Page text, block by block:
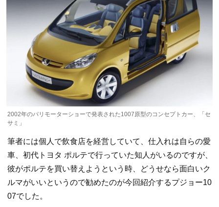
2002年のパリモーターショーで発表された1007原型のコンセプトカー、「セ
サミ」
筆者には個人で飲食店を経営していて、仕入れは自らの愛
車、初代トヨタ ポルテで行っていた知人がいるのですが、
彼がポルテを買い替えようという時、どうせなら面白いク
ルマがいいというので勧めたのが今回紹介するプジョー10
07でした。